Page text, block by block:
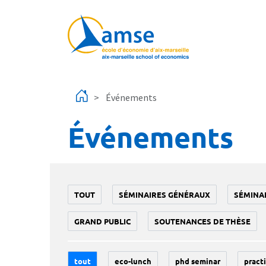
Événements
Événements
TOUT SÉMINAIRES GÉNÉRAUX
GRAND PUBLIC SOUTENANCES DE THÈSE
tout eco-lunch phd seminar